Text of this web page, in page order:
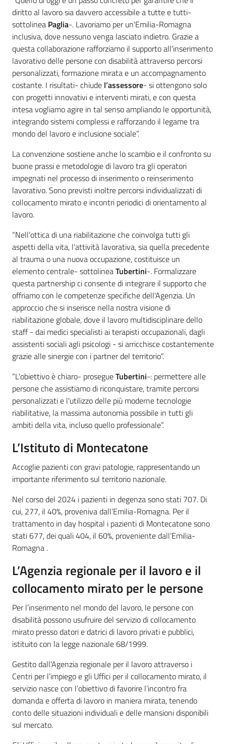
diritto al lavoro sia davvero accessibile a tutte e tutti-
sottolinea Paglia-. Lavoriamo per un'Emilia-Romagna
inclusiva, dove nessuno venga lasciato indietro. Grazie a
questa collaborazione rafforziamo il supporto all'inserimento
lavorativo delle persone con disabilità attraverso percorsi
personalizzati, formazione mirata e un accompagnamento
costante. I risultati- chiude l’assessore- si ottengono solo
con progetti innovativi e interventi mirati, e con questa
intesa vogliamo agire in tal senso ampliando le opportunità,
integrando sistemi complessi e rafforzando il legame tra
mondo del lavoro e inclusione sociale”.
La convenzione sostiene anche lo scambio e il confronto su
buone prassi e metodologie di lavoro tra gli operatori
impegnati nel processo di inserimento o reinserimento
lavorativo. Sono previsti inoltre percorsi individualizzati di
collocamento mirato e incontri periodici di orientamento al
lavoro.
“Nell’ottica di una riabilitazione che coinvolga tutti gli
aspetti della vita, l'attività lavorativa, sia quella precedente
al trauma o una nuova occupazione, costituisce un
elemento centrale- sottolineaTubertini-. Formalizzare
questa partnership ci consente di integrare il supporto che
offriamo con le competenze specifiche dell'Agenzia. Un
approccio che si inserisce nella nostra visione di
riabilitazione globale, dove il lavoro multidisciplinare dello
staff - dai medici specialisti ai terapisti occupazionali, dagli
assistenti sociali agli psicologi - si arricchisce costantemente
grazie alle sinergie con i partner del territorio”.
“L'obiettivo è chiaro- prosegueTubertini-: permettere alle
persone che assistiamo di riconquistare, tramite percorsi
personalizzati e l'utilizzo delle più moderne tecnologie
riabilitative, la massima autonomia possibile in tutti gli
ambiti della vita, incluso quello professionale”.
L’Istituto di Montecatone
Accoglie pazienti con gravi patologie, rappresentando un
importante riferimento sul territorio nazionale.
Nel corso del 2024 i pazienti in degenza sono stati 707. Di
cui, 277, il 40%, proveniva dall’Emilia-Romagna. Per il
trattamento in day hospital i pazienti di Montecatone sono
stati 677, dei quali 404, il 60%, proveniente dall’Emilia-
Romagna .
L’Agenzia regionale per il lavoro e il
collocamento mirato per le persone
Per l’inserimento nel mondo del lavoro, le persone con
disabilità possono usufruire del servizio di collocamento
mirato presso datori e datrici di lavoro privati e pubblici,
istituito con la legge nazionale 68/1999.
Gestito dall'Agenzia regionale per il lavoro attraverso i
Centri per l’impiego e gli Uffici per il collocamento mirato, il
servizio nasce con l’obiettivo di favorire l’incontro fra
domanda e offerta di lavoro in maniera mirata, tenendo
conto delle situazioni individuali e delle mansioni disponibili
sul mercato.